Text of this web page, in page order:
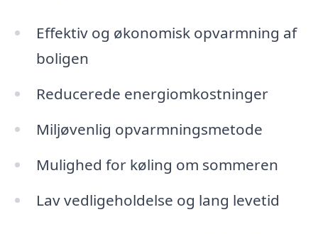
Effektiv og økonomisk opvarmning af
boligen
Reducerede energiomkostninger
Miljøvenlig opvarmningsmetode
Mulighed for køling om sommeren
Lav vedligeholdelse og lang levetid